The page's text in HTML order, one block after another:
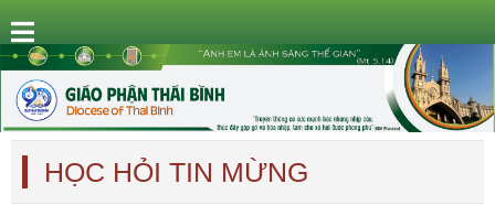
HỌC HỎI TIN MỪNG